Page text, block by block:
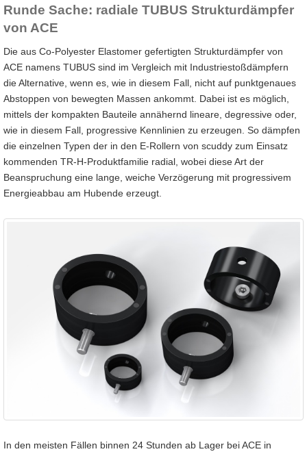
Runde Sache: radiale TUBUS Strukturdämpfer
von ACE
Die aus Co-Polyester Elastomer gefertigten Strukturdämpfer von
ACE namens TUBUS sind im Vergleich mit Industriestoßdämpfern
die Alternative, wenn es, wie in diesem Fall, nicht auf punktgenaues
Abstoppen von bewegten Massen ankommt. Dabei ist es möglich,
mittels der kompakten Bauteile annähernd lineare, degressive oder,
wie in diesem Fall, progressive Kennlinien zu erzeugen. So dämpfen
die einzelnen Typen der in den E-Rollern von scuddy zum Einsatz
kommenden TR-H-Produktfamilie radial, wobei diese Art der
Beanspruchung eine lange, weiche Verzögerung mit progressivem
Energieabbau am Hubende erzeugt.
In den meisten Fällen binnen 24 Stunden ab Lager bei ACE in